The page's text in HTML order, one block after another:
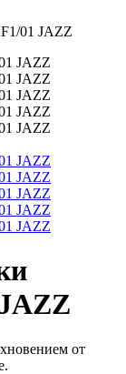
01 JAZZ
от